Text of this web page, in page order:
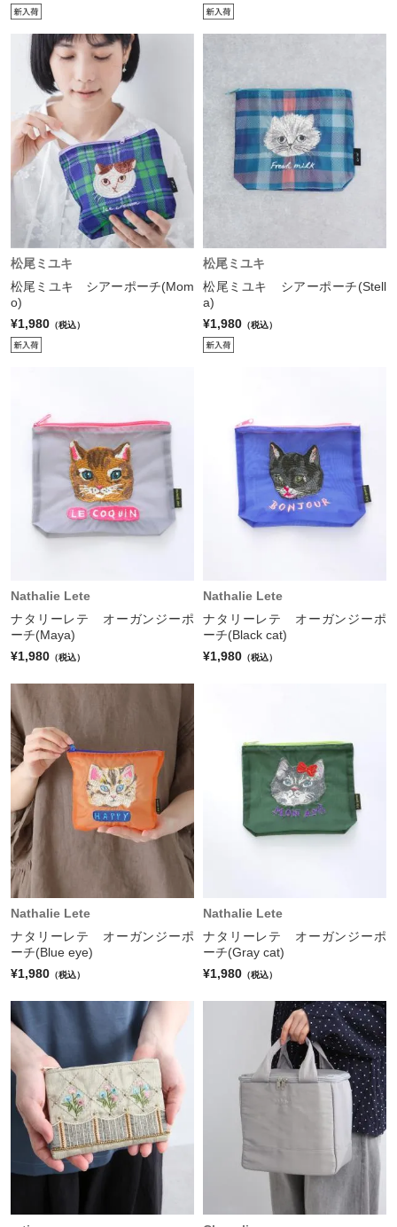
松尾ミユキ
松尾ミユキ シアーポーチ(Mom
o)
¥1,980 （税込）
松尾ミユキ
松尾ミユキ シアーポーチ(Stell
a)
¥1,980 （税込）
Nathalie Lete
ナタリーレテ オーガンジーポ
ーチ(Maya)
¥1,980 （税込）
Nathalie Lete
ナタリーレテ オーガンジーポ
ーチ(Black cat)
¥1,980 （税込）
Nathalie Lete
ナタリーレテ オーガンジーポ
ーチ(Blue eye)
¥1,980 （税込）
Nathalie Lete
ナタリーレテ オーガンジーポ
ーチ(Gray cat)
¥1,980 （税込）